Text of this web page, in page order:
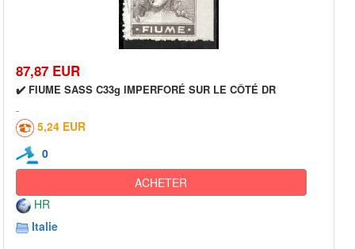
87,87 EUR
✔️ FIUME SASS C33g IMPERFORÉ SUR LE CÔTÉ DR
5,24 EUR
0
ACHETER
HR
Italie